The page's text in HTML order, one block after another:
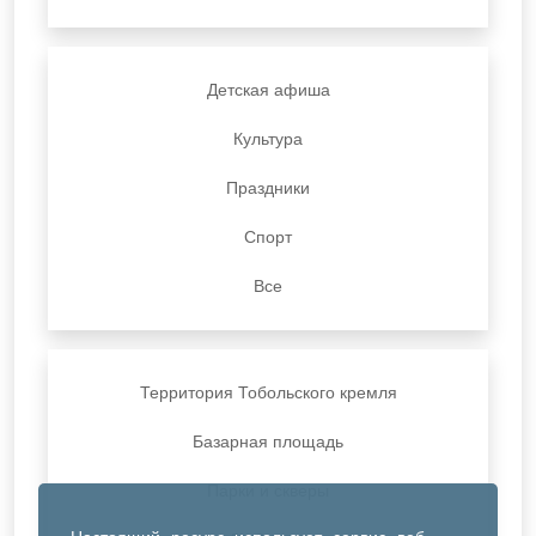
Детская афиша
Культура
Праздники
Спорт
Все
Территория Тобольского кремля
Базарная площадь